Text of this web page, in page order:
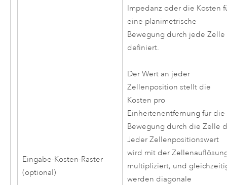
Eingabe-Kosten-Raster
(optional)
Impedanz oder die Kosten
eine planimetrische
Bewegung durch jede Zelle
definiert.
Der Wert an jeder
Zellenposition stellt die
Kosten pro
Einheitenentfernung für die
Bewegung durch die Zelle
Jeder Zellenpositionswert
wird mit der
multipliziert, und
werden diagonale